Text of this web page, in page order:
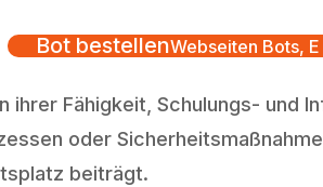
Bot bestellenWebseiten Bots,
ihrer Fähigkeit, Schulungs- und
oder
beiträgt.